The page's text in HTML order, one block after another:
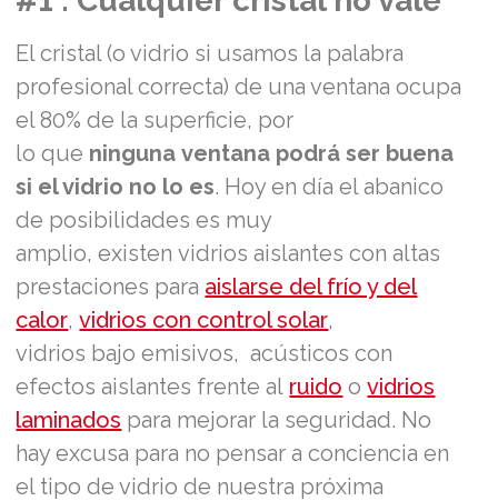
El cristal (o vidrio si usamos la palabra
profesional correcta) de una ventana ocupa
el 80% de la superficie, por
lo que ninguna ventana podrá ser buena
si el vidrio no lo es. Hoy en día el abanico
de posibilidades es muy
amplio, existen vidrios aislantes con altas
prestaciones para aislarse del frío y del
calor,vidrios con control solar,
vidrios bajo emisivos, acústicos con
efectos aislantes frente al ruido ovidrios
laminados para mejorar la seguridad. No
hay excusa para no pensar a conciencia en
el tipo de vidrio de nuestra próxima